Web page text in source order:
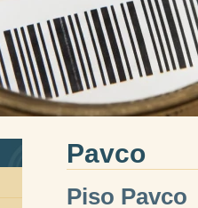
Pavco
Piso Pavco